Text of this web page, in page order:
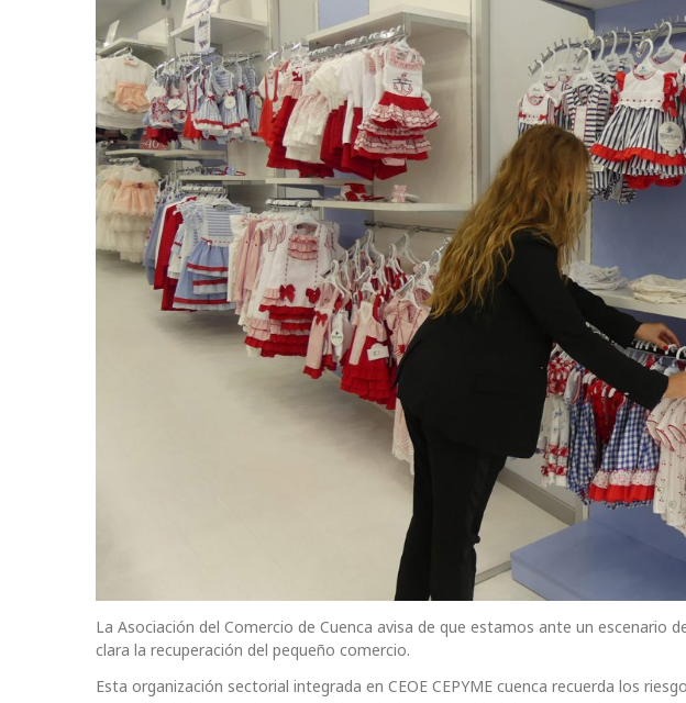
La Asociación del Comercio de Cuenca avisa de que estamos ante un escenario
clara la recuperación del pequeño comercio.
Esta organización sectorial integrada en CEOE CEPYME cuenca recuerda los